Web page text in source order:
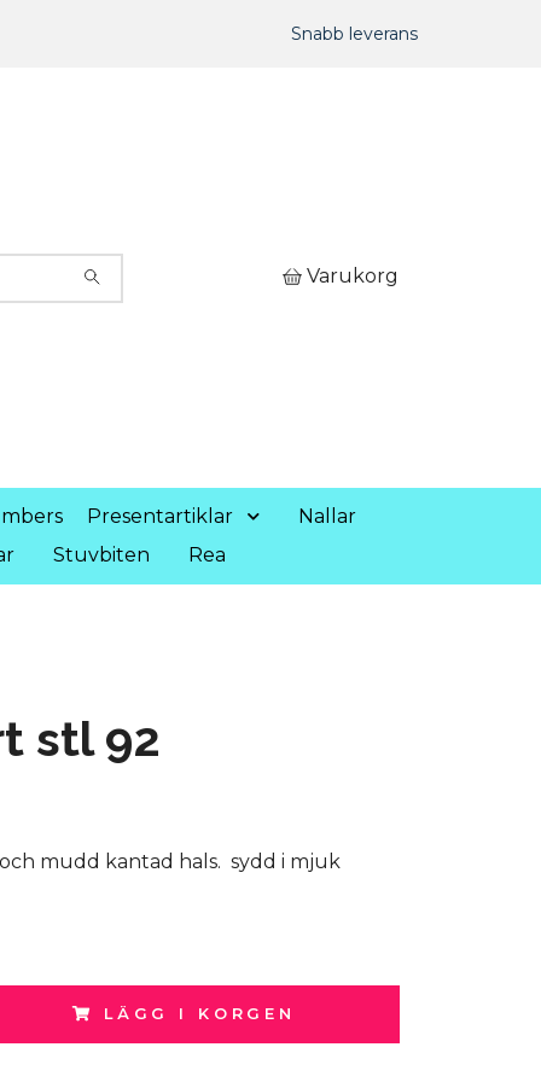
Snabb leverans
Varukorg
Presentartiklar
Nallar
Stuvbiten Rea
stl 92
mudd kantad hals. sydd i mjuk
LÄGG I KORGEN